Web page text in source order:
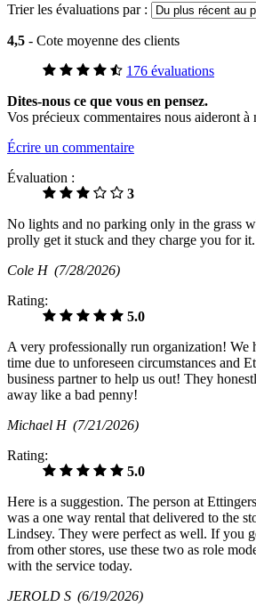
Trier les évaluations par :
4,5 - Cote moyenne des clients
176 évaluations
Dites-nous ce que vous en pensez.
Vos précieux commentaires nous aideront à
Écrire un commentaire
Évaluation :
3
No lights and no parking only in the grass
prolly get it stuck and they charge you for it.
Cole H (7/28/2026)
Rating:
5.0
A very professionally run organization! We
time due to unforeseen circumstances and
business partner to help us out! They
away like a bad penny!
Michael H (7/21/2026)
Rating:
5.0
Here is a suggestion. The person at
was a one way rental that delivered to the
Lindsey. They were perfect as well. If you
from other stores, use these two as role
with the service today.
JEROLD S (6/19/2026)